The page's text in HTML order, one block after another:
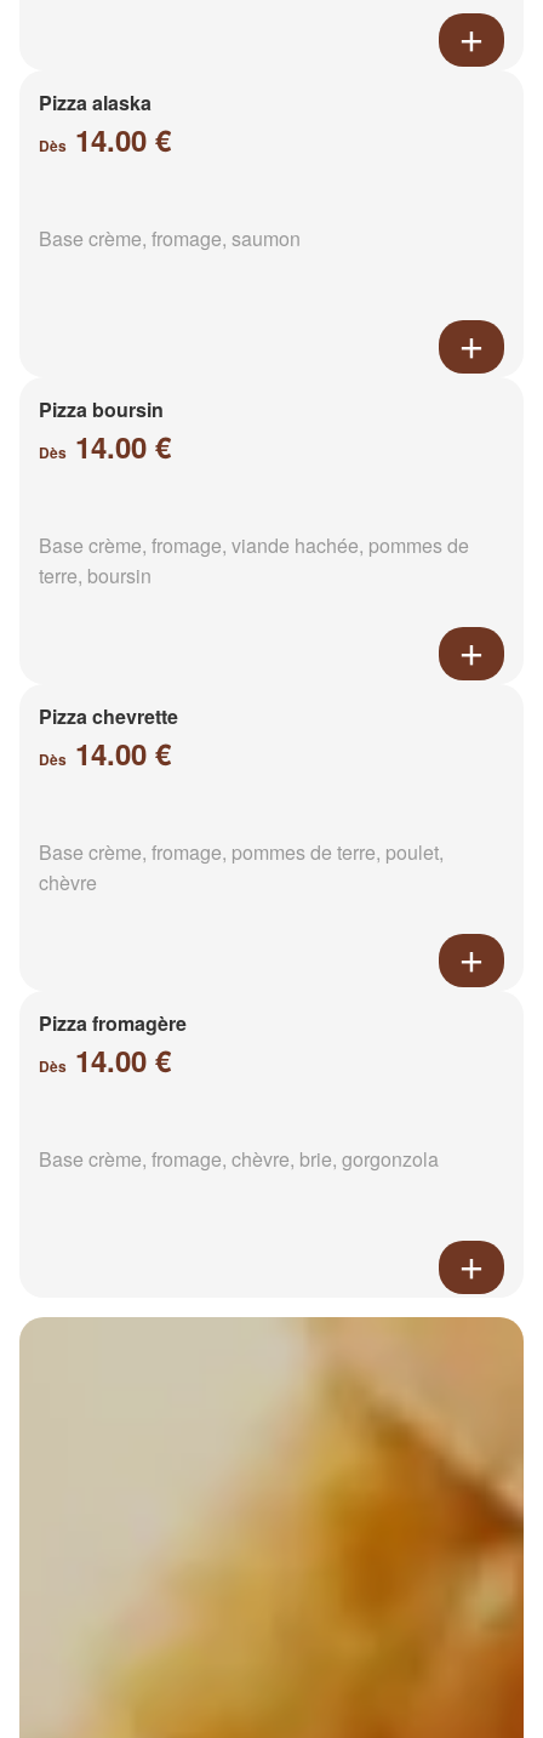
Pizza alaska
Dès 14.00 €
Base crème, fromage, saumon
Pizza boursin
Dès 14.00 €
Base crème, fromage, viande hachée, pommes de
terre, boursin
Pizza chevrette
Dès 14.00 €
Base crème, fromage, pommes de terre, poulet,
chèvre
Pizza fromagère
Dès 14.00 €
Base crème, fromage, chèvre, brie, gorgonzola